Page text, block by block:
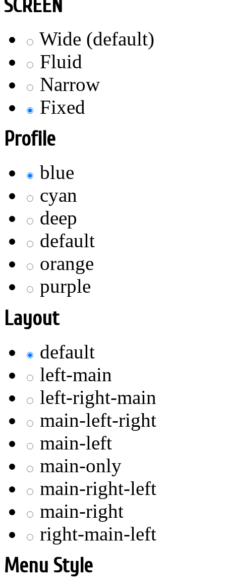
SCREEN
Wide (default)
Fluid
Narrow
Fixed
Profile
blue
cyan
deep
default
orange
purple
Layout
default
left-main
left-right-main
main-left-right
main-left
main-only
main-right-left
main-right
right-main-left
Menu Style